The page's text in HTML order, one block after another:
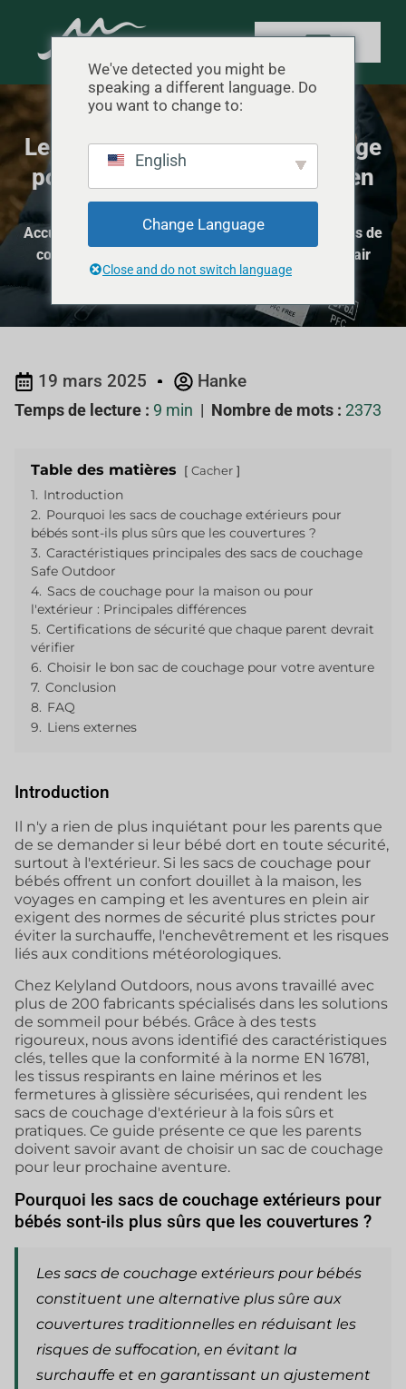
Les 5 meilleurs sacs de couchage
pour bébé pour les aventures en
plein air
Accueil Sécurité en camping"Les 5 meilleurs sacs de
couchage pour bébé pour les aventures en plein air
19 mars 2025 Hanke
Temps de lecture : 9 min | Nombre de mots : 2373
Table des matières Cacher
1. Introduction
2. Pourquoi les sacs de couchage extérieurs pour
bébés sont-ils plus sûrs que les couvertures ?
3. Caractéristiques principales des sacs de couchage
Safe Outdoor
4. Sacs de couchage pour la maison ou pour
l'extérieur : Principales différences
5. Certifications de sécurité que chaque parent devrait
vérifier
6. Choisir le bon sac de couchage pour votre aventure
7. Conclusion
8. FAQ
9. Liens externes
Introduction
Il n'y a rien de plus inquiétant pour les parents que
de se demander si leur bébé dort en toute sécurité,
surtout à l'extérieur. Si les sacs de couchage pour
bébés offrent un confort douillet à la maison, les
voyages en camping et les aventures en plein air
exigent des normes de sécurité plus strictes pour
éviter la surchauffe, l'enchevêtrement et les risques
liés aux conditions météorologiques.
Chez Kelyland Outdoors, nous avons travaillé avec
plus de 200 fabricants spécialisés dans les solutions
de sommeil pour bébés. Grâce à des tests
rigoureux, nous avons identifié des caractéristiques
clés, telles que la conformité à la norme EN 16781,
les tissus respirants en laine mérinos et les
fermetures à glissière sécurisées, qui rendent les
sacs de couchage d'extérieur à la fois sûrs et
pratiques. Ce guide présente ce que les parents
doivent savoir avant de choisir un sac de couchage
pour leur prochaine aventure.
Pourquoi les sacs de couchage extérieurs pour
bébés sont-ils plus sûrs que les couvertures ?
Les sacs de couchage extérieurs pour bébés
constituent une alternative plus sûre aux
couvertures traditionnelles en réduisant les
risques de suffocation, en évitant la
surchauffe et en garantissant un ajustement
We've detected you might be
speaking a different language. Do
you want to change to:
English
Change Language
Close and do not switch language